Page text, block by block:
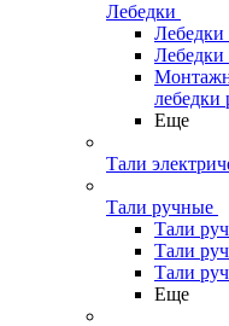
Лебедки
Лебедки
Лебедки
Еще
Тали
Тали ручные
Тали
Тали
Тали
Еще